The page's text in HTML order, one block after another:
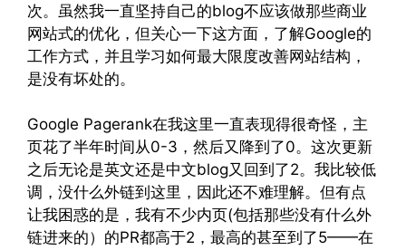
次。虽然我一直坚持自己的blog不应该做那些商业
网站式的优化，但关心一下这方面，了解Google的
工作方式，并且学习如何最大限度改善网站结构，
是没有坏处的。
Google Pagerank在我这里一直表现得很奇怪，主
页花了半年时间从0-3，然后又降到了0。这次更新
之后无论是英文还是中文blog又回到了2。我比较低
调，没什么外链到这里，因此还不难理解。但有点
让我困惑的是，我有不少内页(包括那些没有什么外
链进来的）的PR都高于2，最高的甚至到了5——在